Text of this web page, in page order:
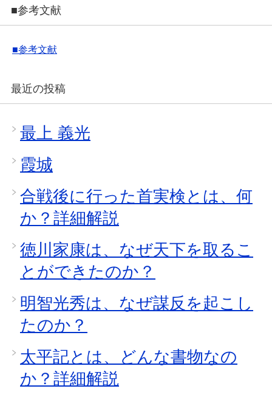
■参考文献
■参考文献
最近の投稿
最上 義光
霞城
合戦後に行った首実検とは、何
か？詳細解説
徳川家康は、なぜ天下を取るこ
とができたのか？
明智光秀は、なぜ謀反を起こし
たのか？
太平記とは、どんな書物なの
か？詳細解説